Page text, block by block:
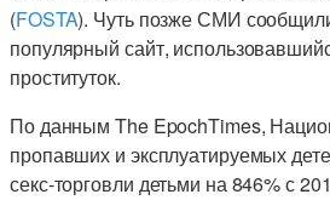
(FOSTA). Чуть позже СМИ
популярный сайт,
проституток.
По данным The EpochTimes,
пропавших и эксплуатируемых
секс-торговли детьми на 846% с